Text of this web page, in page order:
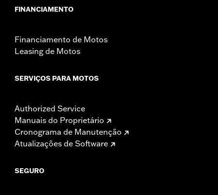
FINANCIAMENTO
Financiamento de Motos
Leasing de Motos
SERVIÇOS PARA MOTOS
Authorized Service
Manuais do Proprietário
Cronograma de Manutenção
Atualizações de Software
SEGURO